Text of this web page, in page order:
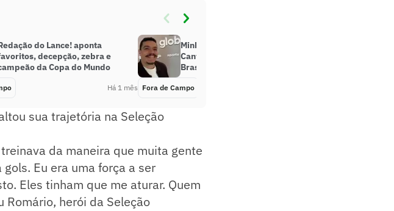
do Lance! aponta
decepção, zebra e
da Copa do Mundo
Há 1 mês
Minha superstição #2: Bruno
Cantarelli revela amuleto para o
Brasil ser campeão
Fora de Campo
sua trajetória na Seleção
da maneira que muita gente
Eu era uma força a ser
Eles tinham que me aturar. Quem
Romário, herói da Seleção